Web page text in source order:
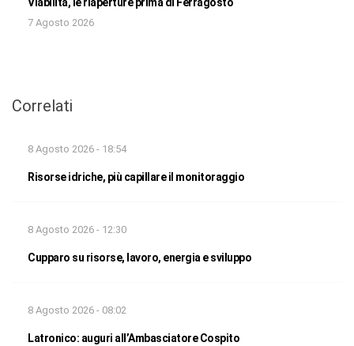
Viabilità, le riaperture prima di Ferragosto
7 Agosto 2026
Correlati
8 Agosto 2026 - 18:54
Risorse idriche, più capillare il monitoraggio
8 Agosto 2026 - 12:30
Cupparo su risorse, lavoro, energia e sviluppo
8 Agosto 2026 - 08:02
Latronico: auguri all’Ambasciatore Cospito